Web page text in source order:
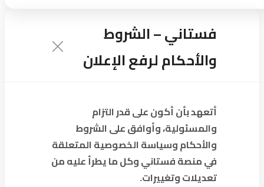
فستاني – الشروط
والأحكام لرفع الإعلان
أتعهد بأن أكون على قدر التزام
والمسئولية، وأوافق على الشروط
والأحكام وسياسة الخصوصية المتعلقة
في منصة فستاني وكل ما يطرأ عليه من
تعديلات وتغييرات.